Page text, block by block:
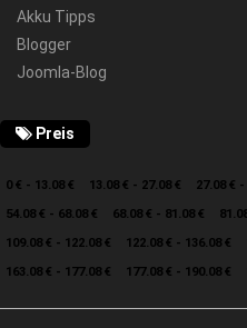
Akku Tipps
Blogger
Joomla-Blog
Preis
0 € - 13.08 € 13.08 € - 27.08 € 27.08 € -
54.08 € - 68.08 €
68.08 € - 81.08 €
109.08 € - 122.08 €
122.08 € - 136.08 €
163.08 € - 177.08 €
177.08 € - 190.08 €